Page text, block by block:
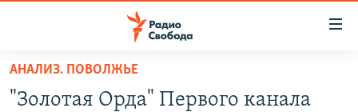
упрощенного
доступа
ПРОГРАММЫ
АНАЛИЗ. ПОВОЛЖЬЕ
"Золотая Орда" Первого канала